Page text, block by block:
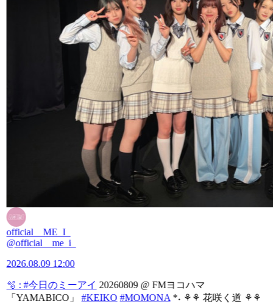
official__ME_I_
@official__me_i_
2026.08.09 12:00
🫧 :#今日のミーアイ 20260809 @ FMヨコハマ
「YAMABICO」#KEIKO #MOMONA *˖ ⚘⚘ 花咲く道 ⚘⚘